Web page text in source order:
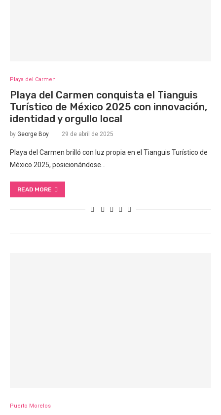
Playa del Carmen
Playa del Carmen conquista el Tianguis
Turístico de México 2025 con innovación,
identidad y orgullo local
by George Boy 29 de abril de 2025
Playa del Carmen brilló con luz propia en el Tianguis Turístico de
México 2025, posicionándose…
READ MORE
Puerto Morelos